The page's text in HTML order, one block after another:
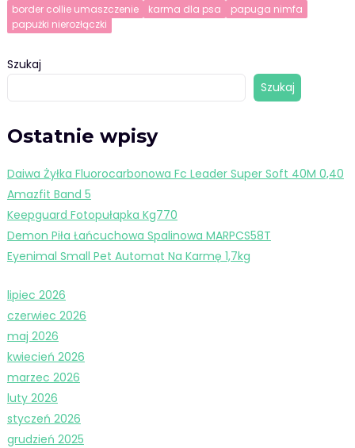
border collie umaszczenie karma dla psa
papuga nimfa
papużki nierozłączki
Szukaj
Szukaj
Ostatnie wpisy
Daiwa Żyłka Fluorocarbonowa Fc Leader Super Soft 40M 0,40
Amazfit Band 5
Keepguard Fotopułapka Kg770
Demon Piła Łańcuchowa Spalinowa MARPCS58T
Eyenimal Small Pet Automat Na Karmę 1,7kg
lipiec 2026
czerwiec 2026
maj 2026
kwiecień 2026
marzec 2026
luty 2026
styczeń 2026
grudzień 2025